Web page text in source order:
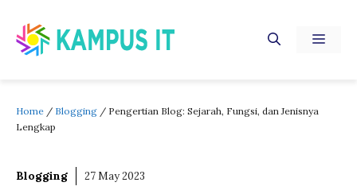
content
Home / Blogging / Pengertian Blog: Sejarah, Fungsi, dan Jenisnya
Lengkap
Blogging 27 May 2023